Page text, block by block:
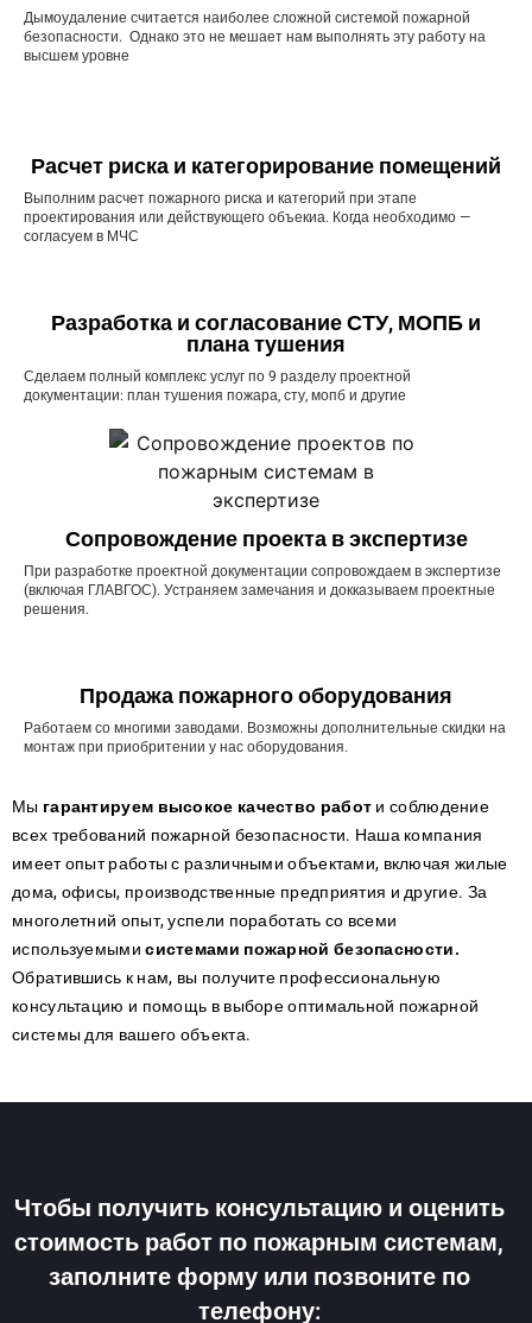
Дымоудаление считается наиболее сложной системой пожарной
безопасности. Однако это не мешает нам выполнять эту работу на
высшем уровне
Расчет риска и категорирование помещений
Выполним расчет пожарного риска и категорий при этапе
проектирования или действующего объекиа. Когда необходимо —
согласуем в МЧС
Разработка и согласование СТУ, МОПБ и
плана тушения
Сделаем полный комплекс услуг по 9 разделу проектной
документации: план тушения пожара, сту, мопб и другие
Сопровождение проекта в экспертизе
При разработке проектной документации сопровождаем в экспертизе
(включая ГЛАВГОС). Устраняем замечания и докказываем проектные
решения.
Продажа пожарного оборудования
Работаем со многими заводами. Возможны дополнительные скидки на
монтаж при приобритении у нас оборудования.
Мы гарантируем высокое качество работ и соблюдение
всех требований пожарной безопасности. Наша компания
имеет опыт работы с различными объектами, включая жилые
дома, офисы, производственные предприятия и другие. За
многолетний опыт, успели поработать со всеми
используемымисистемами пожарной безопасности.
Обратившись к нам, вы получите профессиональную
консультацию и помощь в выборе оптимальной пожарной
системы для вашего объекта.
Чтобы получить консультацию и оценить
стоимость работ по пожарным системам,
заполните форму или позвоните по
телефону: